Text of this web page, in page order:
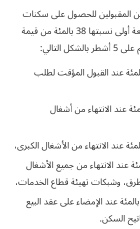
المقبولين للحصول على سكنات
تسديد دفعة أولى نسبتها 38 بالمئة من قيمة
التالي:
الأول: 10 بالمئة عند القبول المؤقت لطلب
الثاني: 7 بالمئة عند الانتهاء من أشغال
الرابع: 7 بالمئة عند الانتهاء من جميع الأشغال
وشبكات تهيئة قطاع الخدمات،
الشطر الخامس: 7 بالمئة عند الإمضاء على عقد البيع
السكن.